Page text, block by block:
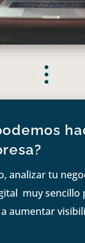
analizar tu
muy sencillo
aumentar